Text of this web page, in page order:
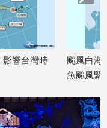
颱風白海豚本週狂增
魚颱風緊跟在後